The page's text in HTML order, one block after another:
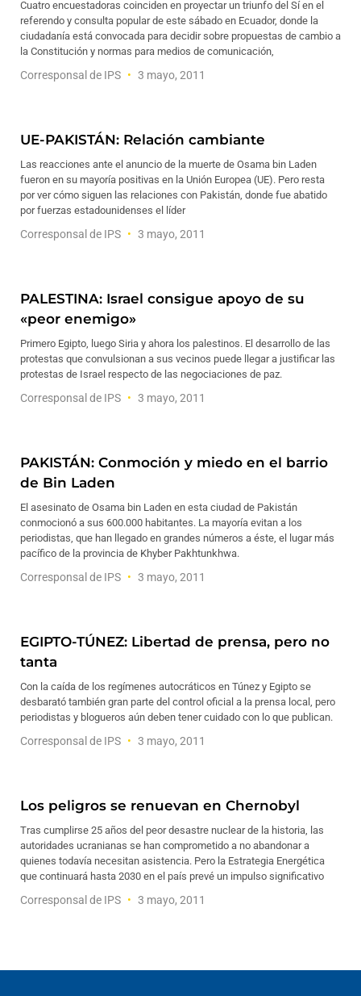
Cuatro encuestadoras coinciden en proyectar un triunfo del Sí en el
referendo y consulta popular de este sábado en Ecuador, donde la
ciudadanía está convocada para decidir sobre propuestas de cambio a
la Constitución y normas para medios de comunicación,
Corresponsal de IPS 3 mayo, 2011
UE-PAKISTÁN: Relación cambiante
Las reacciones ante el anuncio de la muerte de Osama bin Laden
fueron en su mayoría positivas en la Unión Europea (UE). Pero resta
por ver cómo siguen las relaciones con Pakistán, donde fue abatido
por fuerzas estadounidenses el líder
Corresponsal de IPS 3 mayo, 2011
PALESTINA: Israel consigue apoyo de su
«peor enemigo»
Primero Egipto, luego Siria y ahora los palestinos. El desarrollo de las
protestas que convulsionan a sus vecinos puede llegar a justificar las
protestas de Israel respecto de las negociaciones de paz.
Corresponsal de IPS 3 mayo, 2011
PAKISTÁN: Conmoción y miedo en el barrio
de Bin Laden
El asesinato de Osama bin Laden en esta ciudad de Pakistán
conmocionó a sus 600.000 habitantes. La mayoría evitan a los
periodistas, que han llegado en grandes números a éste, el lugar más
pacífico de la provincia de Khyber Pakhtunkhwa.
Corresponsal de IPS 3 mayo, 2011
EGIPTO-TÚNEZ: Libertad de prensa, pero no
tanta
Con la caída de los regímenes autocráticos en Túnez y Egipto se
desbarató también gran parte del control oficial a la prensa local, pero
periodistas y blogueros aún deben tener cuidado con lo que publican.
Corresponsal de IPS 3 mayo, 2011
Los peligros se renuevan en Chernobyl
Tras cumplirse 25 años del peor desastre nuclear de la historia, las
autoridades ucranianas se han comprometido a no abandonar a
quienes todavía necesitan asistencia. Pero la Estrategia Energética
que continuará hasta 2030 en el país prevé un impulso significativo
Corresponsal de IPS 3 mayo, 2011